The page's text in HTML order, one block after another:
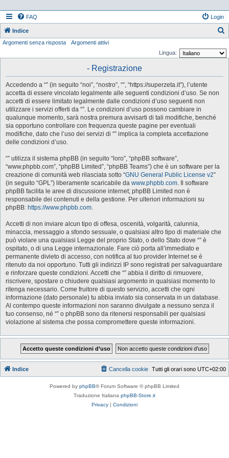
FAQ Login
Indice
Argomenti senza risposta
Argomenti attivi
Lingua:
- Registrazione
Accedendo a “” (in seguito “noi”, “nostro”, “”, “https://superzeta.it”), l’utente
accetta di essere vincolato legalmente alle seguenti condizioni d’uso. Se non
accetti di essere limitato legalmente dalle condizioni d’uso seguenti non
utilizzare i servizi offerti da “”. Le condizioni d’uso possono cambiare in
qualunque momento, sarà nostra premura avvisarti di tali modifiche, benché
sia opportuno controllare con frequenza queste pagine per eventuali
modifiche, dato che l’uso dei servizi di “” implica la completa accettazione
delle condizioni d’uso.
“” utilizza il sistema phpBB (in seguito “loro”, “phpBB software”,
“www.phpbb.com”, “phpBB Limited”, “phpBB Teams”) che è un software per la
creazione di comunità web rilasciata sotto “GNU General Public License v2”
(in seguito “GPL”) liberamente scaricabile da www.phpbb.com. Il software
phpBB facilita le aree di discussione internet; phpBB Limited non è
responsabile dei contenuti e della gestione. Per ulteriori informazioni su
phpBB: https://www.phpbb.com.
Accetti di non inviare alcun tipo di offesa, oscenità, volgarità, calunnia,
minaccia, messaggio a sfondo sessuale, o qualsiasi altro tipo di materiale che
può violare una qualsiasi Legge del proprio Stato, o dello Stato dove “” è
ospitato, o di una Legge internazionale. Fare ciò porta all’immediato e
permanente divieto di accesso, con notifica al tuo provider Internet se è
ritenuto da noi opportuno. Tutti gli indirizzi IP sono registrati per salvaguardare
e rinforzare queste condizioni. Accetti che “” abbia il diritto di rimuovere,
riscrivere, spostare o chiudere qualsiasi argomento in qualsiasi momento lo
ritenga necessario. Come fruitore di questo servizio, accetti che ogni
informazione (dato personale) tu abbia inviato sia conservata in un database.
Al contempo queste informazioni non saranno divulgate a nessuno senza il
tuo consenso, né “” o phpBB sono da ritenersi responsabili per qualsiasi
violazione al sistema che possa compromettere queste informazioni.
Indice Tutti gli orari sono UTC+02:00
Cancella cookie
Powered by phpBB® Forum Software © phpBB Limited
Traduzione Italiana phpBB-Store.it
Privacy | Condizioni